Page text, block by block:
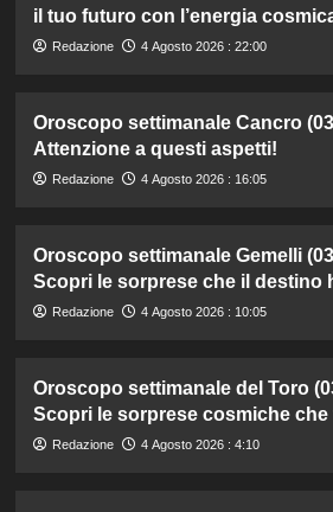
il tuo futuro con l’energia
Redazione 4 Agosto 2026 : 22:00
Oroscopo settimanale Cancro
Attenzione a questi aspetti!
Redazione 4 Agosto 2026 : 16:05
Oroscopo settimanale Gemelli
Scopri le sorprese che il destino
Redazione 4 Agosto 2026 : 10:05
Oroscopo settimanale del Toro
Scopri le sorprese cosmiche
Redazione 4 Agosto 2026 : 4:10